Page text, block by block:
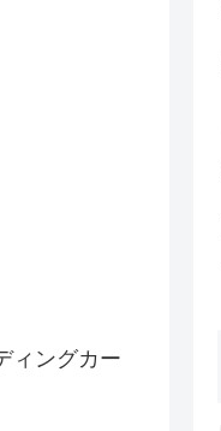
ィングカー